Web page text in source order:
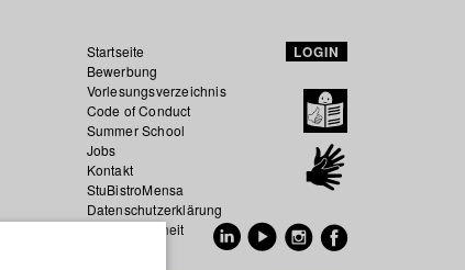
Startseite
Bewerbung
Vorlesungsverzeichnis
Code of Conduct
Summer School
Jobs
Kontakt
StuBistroMensa
Datenschutzerklärung
Datensicherheit
LOGIN